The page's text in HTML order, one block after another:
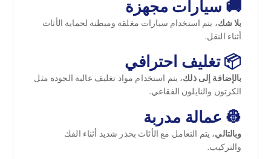
🚚 سيارات مجهزة
بلا شك، يتم استخدام سيارات مغلقة ومبطنة لحماية الأثاث
أثناء النقل.
📦 تغليف احترافي
بالإضافة إلى ذلك، يتم استخدام مواد تغليف عالية الجودة مثل
الكرتون والنايلون الفقاعي.
👷 عمالة مدربة
وبالتالي، يتم التعامل مع الأثاث بحذر شديد أثناء الفك
والتركيب.